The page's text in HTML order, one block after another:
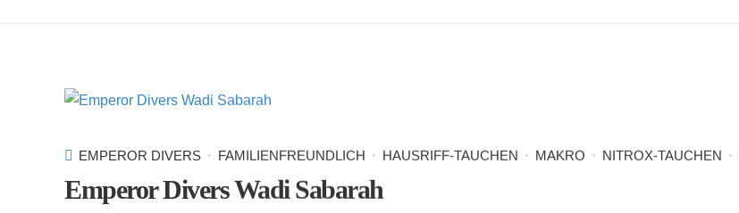
EMPEROR DIVERS FAMILIENFREUNDLICH HAUSRIFF-TAUCHEN MAKRO NITROX-TAUCHEN
Emperor Divers Wadi Sabarah